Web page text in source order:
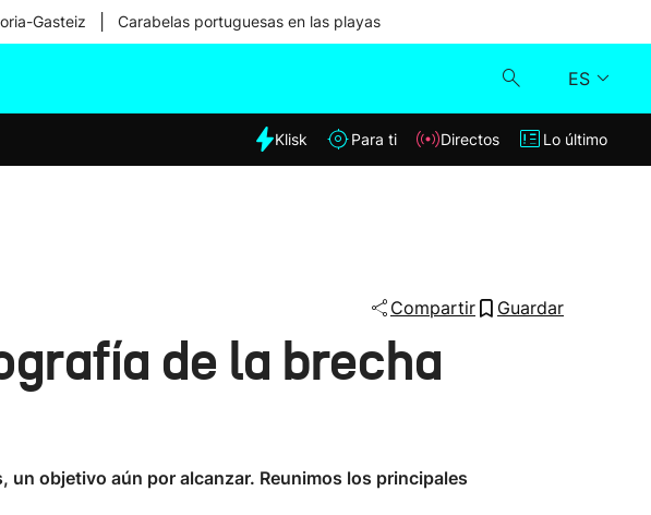
Gasteiz Carabelas portuguesas en las playas
ES
Klisk
Klisk Para ti Directos Lo último
Compartir Guardar
de la brecha
un objetivo aún por alcanzar. Reunimos los principales